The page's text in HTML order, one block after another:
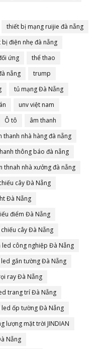
thiết bị mạng ruijie đà nẵng
bị điện nhẹ đà nẵng
ứng
thể thao
nẵng
trump
tủ mạng Đà Nẵng
unv việt nam
Ô tô
âm thanh
thanh nhà hàng đà nẵng
thông báo đà nẵng
thnah nhà xưởng đà nẵng
cây Đà Nẵng
Đà Nẵng
điểm Đà Nẵng
cây Đà Nẵng
led công nghiệp Đà Nẵng
gắn tường Đà Nẵng
ray Đà Nẵng
trang trí Đà Nẵng
led ốp tường Đà Nẵng
lượng mặt trời JINDIAN
Nẵng